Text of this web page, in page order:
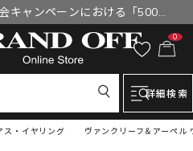
キャンペーンにおける「500円
与漏れと補填について
0
詳細検索
ヴァンクリーフ＆アーペ
ス・イヤリング